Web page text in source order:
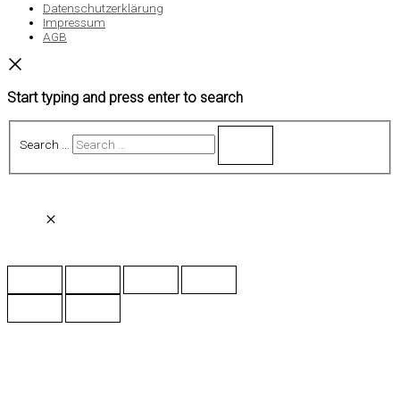
Datenschutzerklärung
Impressum
AGB
Start typing and press enter to search
Search …